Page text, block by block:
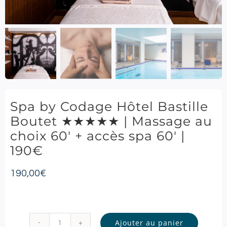
Spa by Codage Hôtel Bastille
Boutet ★★★★★ | Massage au
choix 60′ + accès spa 60′ |
190€
190,00€
Ajouter au panier